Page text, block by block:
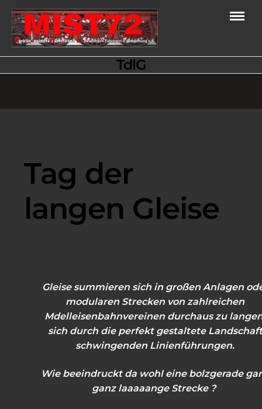
TdlG
Tag der
langen Gleise
Gleise summieren sich in großen Anlagen
modularen Strecken von zahlreichen
Mdelleisenbahnvereinen durchaus zu
sich durch die perfekt gestaltete Landschaft
schwingenden Linienführungen.
Wie beeindruckt da wohl eine bolzgerade
ganz laaaaange Strecke ?